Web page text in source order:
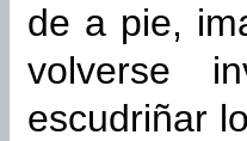
de a pie,
volverse
escudriñar